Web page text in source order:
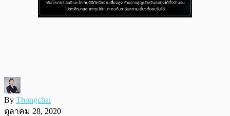
By Thongchai
ตุลาคม 28, 2020